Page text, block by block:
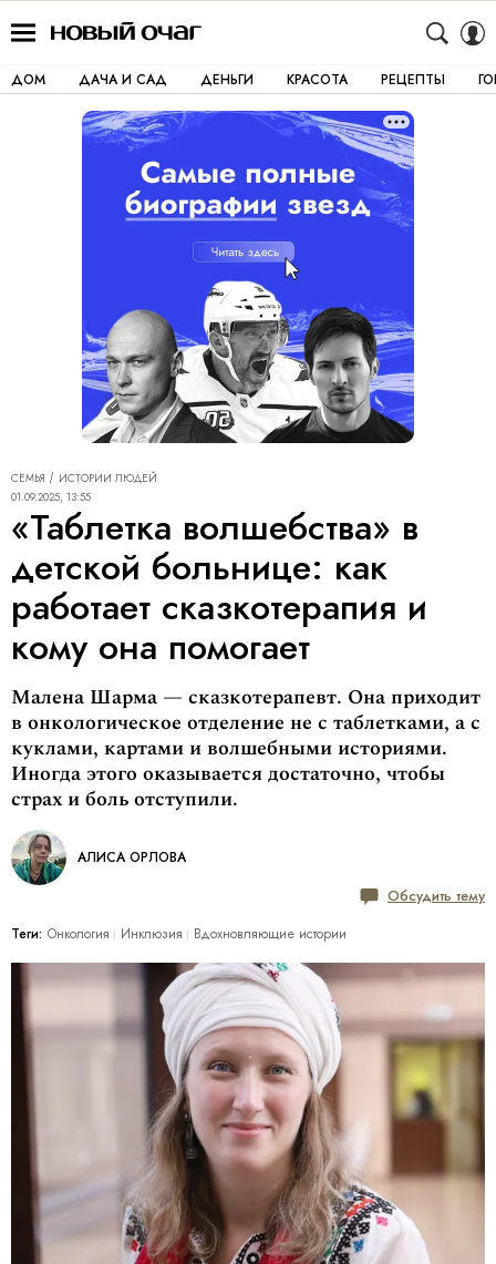
ДОМ ДАЧА И САД ДЕНЬГИ КРАСОТА РЕЦЕПТЫ
СЕМЬЯ
ИСТОРИИ ЛЮДЕЙ
01.09.2025, 13:55
«Таблетка волшебства» в
детской больнице: как
работает сказкотерапия и
кому она помогает
Малена Шарма — сказкотерапевт. Она приходит
в онкологическое отделение не с таблетками, а с
куклами, картами и волшебными историями.
Иногда этого оказывается достаточно, чтобы
страх и боль отступили.
АЛИСА ОРЛОВА
Обсудить тему
Теги: Онкология Инклюзия Вдохновляющие истории